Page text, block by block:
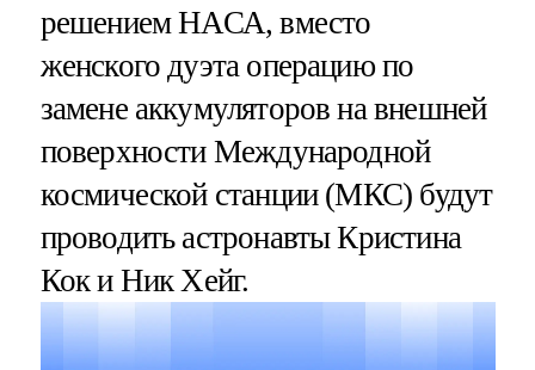
решением НАСА, вместо
женского дуэта операцию по
замене аккумуляторов на внешней
поверхности Международной
космической станции (МКС) будут
проводить астронавты Кристина
Кок и Ник Хейг.